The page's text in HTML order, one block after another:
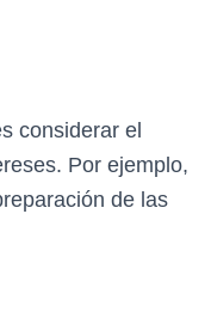
considerar el
Por ejemplo,
de las